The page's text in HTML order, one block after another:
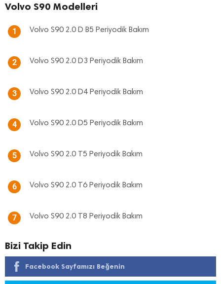
Volvo S90 Modelleri
1 Volvo S90 2.0 D B5 Periyodik Bakım
2 Volvo S90 2.0 D3 Periyodik Bakım
3 Volvo S90 2.0 D4 Periyodik Bakım
4 Volvo S90 2.0 D5 Periyodik Bakım
5 Volvo S90 2.0 T5 Periyodik Bakım
6 Volvo S90 2.0 T6 Periyodik Bakım
7 Volvo S90 2.0 T8 Periyodik Bakım
Bizi Takip Edin
Facebook Sayfamızı Beğenin